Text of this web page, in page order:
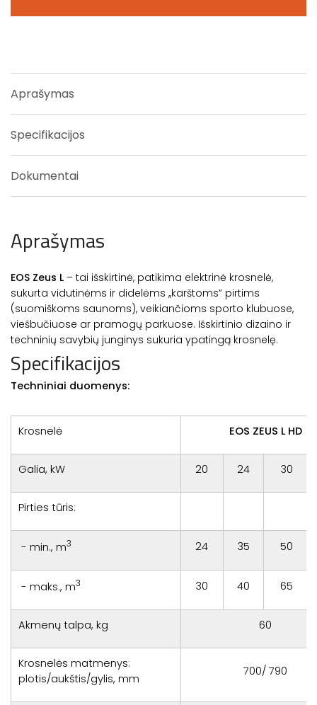
Aprašymas
Specifikacijos
Dokumentai
Aprašymas
EOS Zeus L– tai išskirtinė, patikima elektrinė krosnelė,
sukurta vidutinėms ir didelėms ,,karštoms” pirtims
(suomiškoms saunoms), veikiančioms sporto klubuose,
viešbučiuose ar pramogų parkuose. Išskirtinio dizaino ir
techninių savybių junginys sukuria ypatingą krosnelę.
Specifikacijos
Techniniai duomenys:
Krosnelė EOS ZEUS L HD
Galia, kW 20 24 30
Pirties tūris:
- min., m3 24 35 50
- maks., m3 30 40 65
Akmenų talpa, kg 60
Krosnelės matmenys:
plotis/aukštis/gylis, mm
700/ 790